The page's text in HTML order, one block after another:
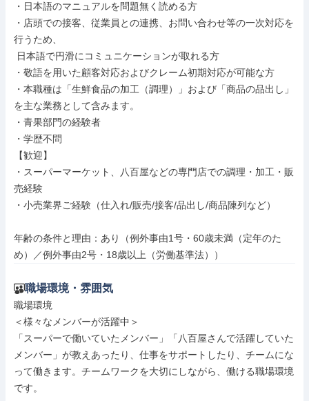
・日本語のマニュアルを問題無く読める方
・店頭での接客、従業員との連携、お問い合わせ等の一次対応を
行うため、
・敬語を用いた顧客対応およびクレーム初期対応が可能な方
・本職種は「生鮮食品の加工（調理）」および「商品の品出し」
を主な業務として含みます。
・青果部門の経験者
・学歴不問
【歓迎】
・スーパーマーケット、八百屋などの専門店での調理・加工・販
売経験
・小売業界ご経験（仕入れ/販売/接客/品出し/商品陳列など）
年齢の条件と理由：あり（例外事由1号・60歳未満（定年のた
め）／例外事由2号・18歳以上（労働基準法））
職場環境・雰囲気
職場環境
＜様々なメンバーが活躍中＞
「スーパーで働いていたメンバー」「八百屋さんで活躍していた
メンバー」が教えあったり、仕事をサポートしたり、チームにな
って働きます。チームワークを大切にしながら、働ける職場環境
です。